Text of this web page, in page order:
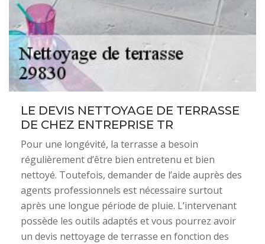
LE DEVIS NETTOYAGE DE TERRASSE
DE CHEZ ENTREPRISE TR
Pour une longévité, la terrasse a besoin
régulièrement d’être bien entretenu et bien
nettoyé. Toutefois, demander de l’aide auprès des
agents professionnels est nécessaire surtout
après une longue période de pluie. L’intervenant
possède les outils adaptés et vous pourrez avoir
un devis nettoyage de terrasse en fonction des